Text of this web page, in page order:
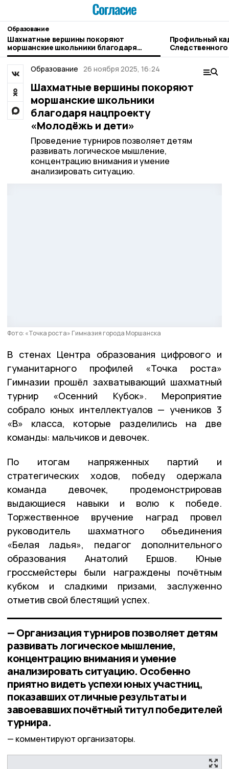
Образование
Шахматные вершины покоряют
моршанские школьники благодаря
нацпроекту «Молодёжь и дети»
Профильный
открывается в
Образование 26 ноября 2025, 16:24
Шахматные вершины покоряют
моршанские школьники
благодаря нацпроекту
«Молодёжь и дети»
Проведение турниров позволяет детям
развивать логическое мышление,
концентрацию внимания и умение
анализировать ситуацию.
Фото: «Точка роста» Гимназия города Моршанска
В стенах Центра образования цифрового и
гуманитарного профилей «Точка роста»
Гимназии прошёл захватывающий шахматный
турнир «Осенний Кубок». Мероприятие
собрало юных интеллектуалов — учеников 3
«В» класса, которые разделились на две
команды: мальчиков и девочек.
По итогам напряженных партий и
стратегических ходов, победу одержала
команда девочек, продемонстрировав
выдающиеся навыки и волю к победе.
Торжественное вручение наград провел
руководитель шахматного объединения
«Белая ладья», педагог дополнительного
образования Анатолий Ершов. Юные
гроссмейстеры были награждены почётным
кубком и сладкими призами, заслуженно
отметив свой блестящий успех.
— Организация турниров позволяет детям
развивать логическое мышление,
концентрацию внимания и умение
анализировать ситуацию. Особенно
приятно видеть успехи юных участниц,
показавших отличные результаты и
завоевавших почётный титул победителей
турнира.
комментируют организаторы.